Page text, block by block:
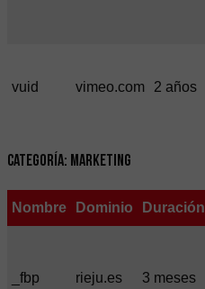
vuid vimeo.com 2 años
Categoría: Marketing
Nombre Dominio Duración
_fbp rieju.es 3 meses